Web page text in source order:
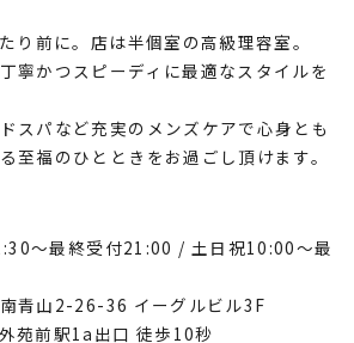
り前に。店は半個室の高級理容室。
寧かつスピーディに最適なスタイルを
スパなど充実のメンズケアで心身とも
至福のひとときをお過ごし頂けます。
〜最終受付21:00 / 土日祝10:00〜最
南青山2-26-36 イーグルビル3F
苑前駅1a出口 徒歩10秒